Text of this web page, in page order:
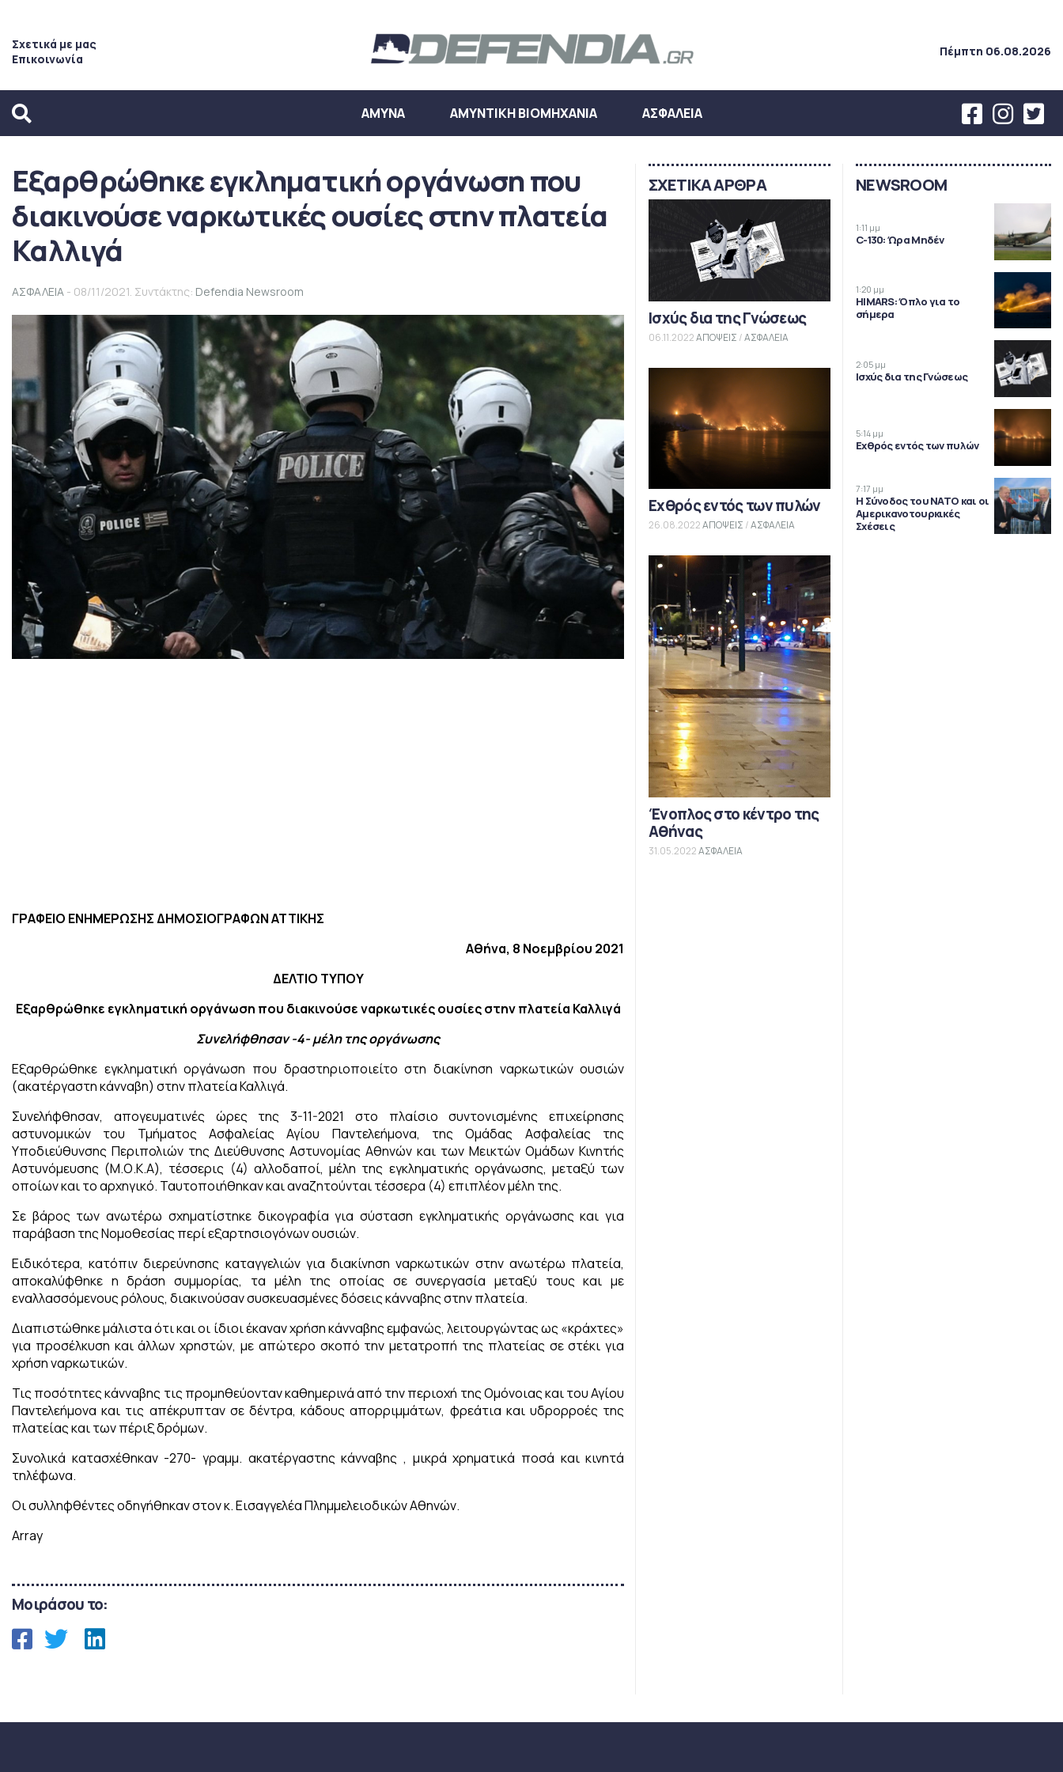
Σχετικά με μας
Επικοινωνία
Πέμπτη 06.08.2026
ΑΜΥΝΑ ΑΜΥΝΤΙΚΗ ΒΙΟΜΗΧΑΝΙΑ ΑΣΦΑΛΕΙΑ
Εξαρθρώθηκε εγκληματική οργάνωση που
διακινούσε ναρκωτικές ουσίες στην πλατεία
Καλλιγά
ΑΣΦΑΛΕΙΑ - 08/11/2021. Συντάκτης: Defendia Newsroom
ΓΡΑΦΕΙΟ ΕΝΗΜΕΡΩΣΗΣ ΔΗΜΟΣΙΟΓΡΑΦΩΝ ΑΤΤΙΚΗΣ
Αθήνα, 8 Νοεμβρίου 2021
ΔΕΛΤΙΟ ΤΥΠΟΥ
Εξαρθρώθηκε εγκληματική οργάνωση που διακινούσε ναρκωτικές ουσίες στην πλατεία Καλλιγά
Συνελήφθησαν -4- μέλη της οργάνωσης
Εξαρθρώθηκε εγκληματική οργάνωση που δραστηριοποιείτο στη διακίνηση ναρκωτικών ουσιών
(ακατέργαστη κάνναβη) στην πλατεία Καλλιγά.
Συνελήφθησαν, απογευματινές ώρες της 3-11-2021 στο πλαίσιο συντονισμένης επιχείρησης
αστυνομικών του Τμήματος Ασφαλείας Αγίου Παντελεήμονα, της Ομάδας Ασφαλείας της
Υποδιεύθυνσης Περιπολιών της Διεύθυνσης Αστυνομίας Αθηνών και των Μεικτών Ομάδων Κινητής
Αστυνόμευσης (Μ.Ο.Κ.Α), τέσσερις (4) αλλοδαποί, μέλη της εγκληματικής οργάνωσης, μεταξύ των
οποίων και το αρχηγικό. Ταυτοποιήθηκαν και αναζητούνται τέσσερα (4) επιπλέον μέλη της.
Σε βάρος των ανωτέρω σχηματίστηκε δικογραφία για σύσταση εγκληματικής οργάνωσης και για
παράβαση της Νομοθεσίας περί εξαρτησιογόνων ουσιών.
Ειδικότερα, κατόπιν διερεύνησης καταγγελιών για διακίνηση ναρκωτικών στην ανωτέρω πλατεία,
αποκαλύφθηκε η δράση συμμορίας, τα μέλη της οποίας σε συνεργασία μεταξύ τους και με
εναλλασσόμενους ρόλους, διακινούσαν συσκευασμένες δόσεις κάνναβης στην πλατεία.
Διαπιστώθηκε μάλιστα ότι και οι ίδιοι έκαναν χρήση κάνναβης εμφανώς, λειτουργώντας ως «κράχτες»
για προσέλκυση και άλλων χρηστών, με απώτερο σκοπό την μετατροπή της πλατείας σε στέκι για
χρήση ναρκωτικών.
Τις ποσότητες κάνναβης τις προμηθεύονταν καθημερινά από την περιοχή της Ομόνοιας και του Αγίου
Παντελεήμονα και τις απέκρυπταν σε δέντρα, κάδους απορριμμάτων, φρεάτια και υδρορροές της
πλατείας και των πέριξ δρόμων.
Συνολικά κατασχέθηκαν -270- γραμμ. ακατέργαστης κάνναβης , μικρά χρηματικά ποσά και κινητά
τηλέφωνα.
Οι συλληφθέντες οδηγήθηκαν στον κ. Εισαγγελέα Πλημμελειοδικών Αθηνών.
Array
Μοιράσου το:
ΣΧΕΤΙΚΑ ΑΡΘΡΑ
Ισχύς δια της Γνώσεως
06.11.2022ΑΠΟΨΕΙΣ /ΑΣΦΑΛΕΙΑ
Εχθρός εντός των πυλών
26.08.2022ΑΠΟΨΕΙΣ /ΑΣΦΑΛΕΙΑ
Ένοπλος στο κέντρο της
Αθήνας
31.05.2022ΑΣΦΑΛΕΙΑ
NEWSROOM
1:11 μμ
C-130: Ώρα Μηδέν
1:20 μμ
HIMARS: Όπλο για το
σήμερα
2:05 μμ
Ισχύς δια της Γνώσεως
5:14 μμ
Εχθρός εντός των πυλών
7:17 μμ
Η Σύνοδος του ΝΑΤΟ και οι
Αμερικανοτουρκικές
Σχέσεις